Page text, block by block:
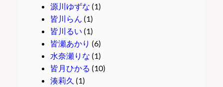
源川ゆずな (1)
皆川らん (1)
皆川るい (1)
皆瀬あかり (6)
水奈瀬りな (1)
皆月ひかる (10)
湊莉久 (1)